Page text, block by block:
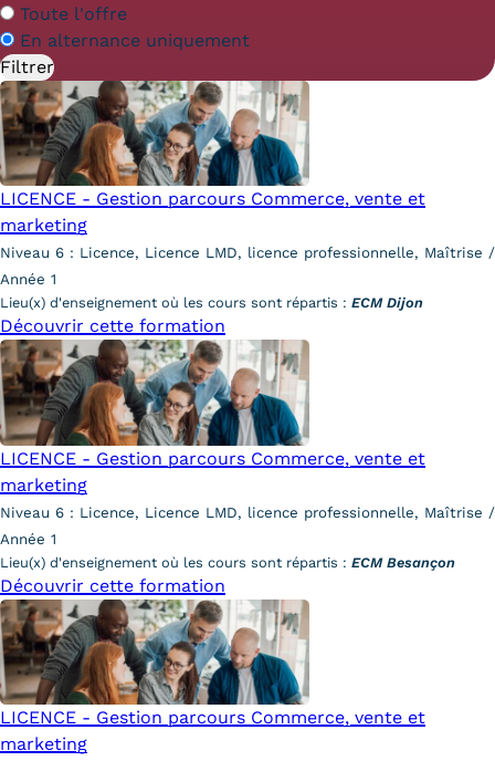
Statistiques
Lexique
Téléchargements
Qualiopi
Le Cnam ICSV
Mobilité internationale et
Erasmus
Règlement intérieur
Infos élèves
Modalités de financement
Infos entreprises
Former ses salariés
Accueillir un alternant ?
En
alternance
Toute l'offre
En alternance uniquement
LICENCE - Gestion parcours Commerce, vente et
marketing
Niveau 6 : Licence, Licence LMD, licence professionnelle, Maîtrise /
Année 1
Lieu(x) d'enseignement où les cours sont répartis : ECM Dijon
Découvrir cette formation
LICENCE - Gestion parcours Commerce, vente et
marketing
Niveau 6 : Licence, Licence LMD, licence professionnelle, Maîtrise /
Année 1
Lieu(x) d'enseignement où les cours sont répartis : ECM Besançon
Découvrir cette formation
LICENCE - Gestion parcours Commerce, vente et
marketing